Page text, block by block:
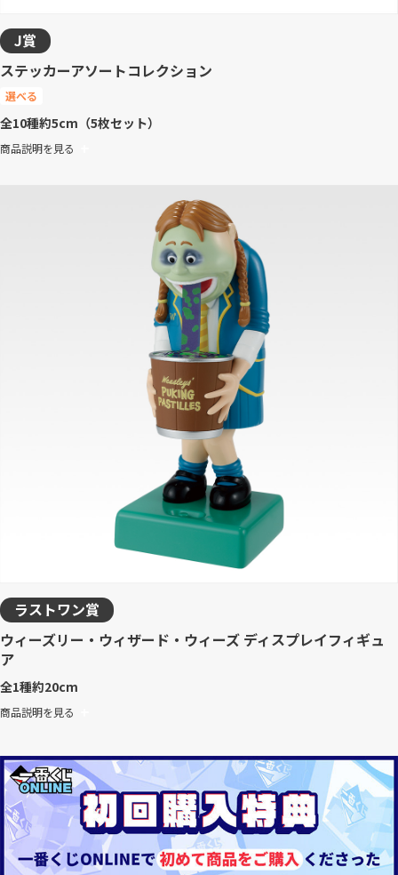
J賞
ステッカーアソートコレクション
選べる
全10種約5cm（5枚セット）
商品説明を見る
ラストワン賞
ウィーズリー・ウィザード・ウィーズ ディスプレイフィギュ
ア
全1種約20cm
商品説明を見る